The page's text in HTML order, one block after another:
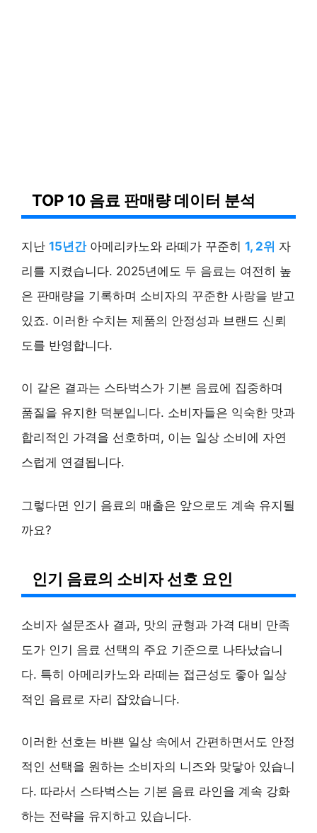
TOP 10 음료 판매량 데이터 분석
지난 15년간아메리카노와 라떼가 꾸준히 1, 2위 자
리를 지켰습니다. 2025년에도 두 음료는 여전히 높
은 판매량을 기록하며 소비자의 꾸준한 사랑을 받고
있죠. 이러한 수치는 제품의 안정성과 브랜드 신뢰
도를 반영합니다.
이 같은 결과는 스타벅스가 기본 음료에 집중하며
품질을 유지한 덕분입니다. 소비자들은 익숙한 맛과
합리적인 가격을 선호하며, 이는 일상 소비에 자연
스럽게 연결됩니다.
그렇다면 인기 음료의 매출은 앞으로도 계속 유지될
까요?
인기 음료의 소비자 선호 요인
소비자 설문조사 결과, 맛의 균형과 가격 대비 만족
도가 인기 음료 선택의 주요 기준으로 나타났습니
다. 특히 아메리카노와 라떼는 접근성도 좋아 일상
적인 음료로 자리 잡았습니다.
이러한 선호는 바쁜 일상 속에서 간편하면서도 안정
적인 선택을 원하는 소비자의 니즈와 맞닿아 있습니
다. 따라서 스타벅스는 기본 음료 라인을 계속 강화
하는 전략을 유지하고 있습니다.